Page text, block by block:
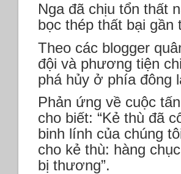
Nga đã chịu tổn thất
bọc thép thất bại gần
Theo các blogger
đội và phương tiện
phá hủy ở phía đông
Phản ứng về cuộc
cho biết: “Kẻ thù đã
binh lính của chúng
cho kẻ thù: hàng
bị thương”.